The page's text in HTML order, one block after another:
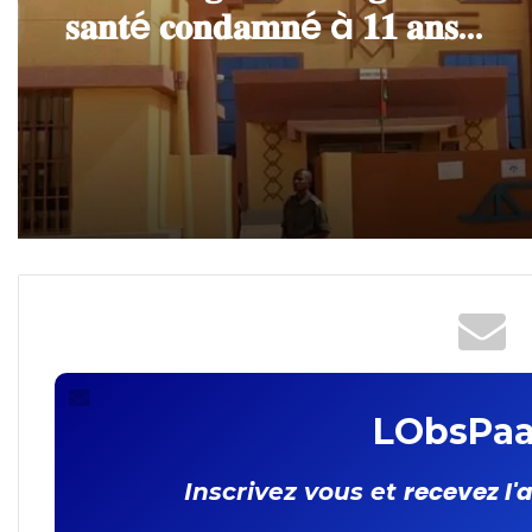
𝐓𝐆𝐈 𝐎𝐮𝐚𝐠𝐚 𝐈𝐈 : 𝐮𝐧 𝐚𝐠𝐞𝐧𝐭 𝐝𝐞
𝐬𝐚𝐧𝐭é 𝐜𝐨𝐧𝐝𝐚𝐦𝐧é à 𝟏𝟏 𝐚𝐧𝐬
𝐝’𝐞𝐦𝐩𝐫𝐢𝐬𝐨𝐧𝐧𝐞𝐦𝐞𝐧𝐭 𝐩𝐨𝐮𝐫 𝐯𝐢𝐨𝐥
𝐚𝐠𝐠𝐫𝐚𝐯é 𝐬𝐮𝐫 𝐮𝐧𝐞 𝐟𝐞𝐦𝐦𝐞
interpellées pour des faits
présumés de
Inscrivez vous et recevez